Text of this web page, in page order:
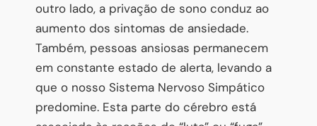
outro lado, a privação de sono conduz ao
aumento dos sintomas de ansiedade.
Também, pessoas ansiosas permanecem
em constante estado de alerta, levando a
que o nosso Sistema Nervoso Simpático
predomine. Esta parte do cérebro está